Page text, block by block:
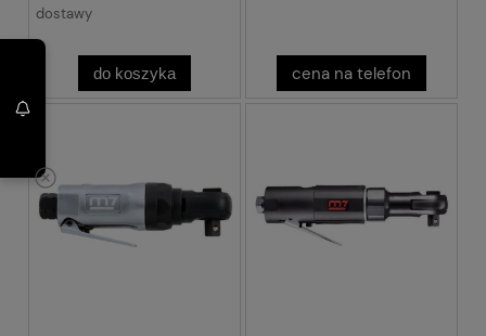
dostawy
do koszyka cena na telefon